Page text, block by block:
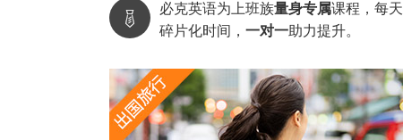
 必克英语为上班族量身专属课程，每天
碎片化时间， 一对一助力提升。